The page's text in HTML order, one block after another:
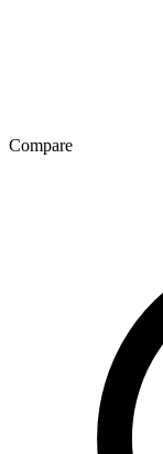
Compare